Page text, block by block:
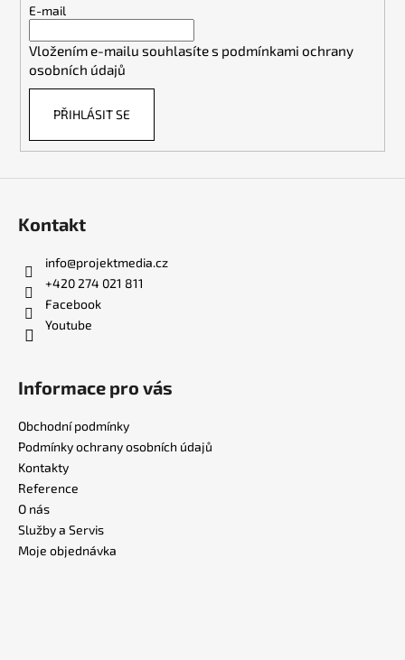
E-mail
Vložením e-mailu souhlasíte s podmínkami ochrany
osobních údajů
PŘIHLÁSIT SE
Kontakt
info@projektmedia.cz
+420 274 021 811
Facebook
Youtube
Informace pro vás
Obchodní podmínky
Podmínky ochrany osobních údajů
Kontakty
Reference
O nás
Služby a Servis
Moje objednávka